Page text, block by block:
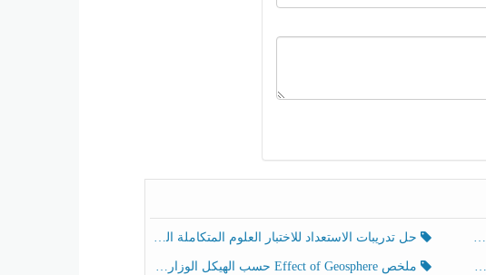
حل تدريبات الاستعداد للاختبار العلوم المتكاملة الصف الخامس عام الفصل الثالث
ملخص Effect of Geosphere حسب الهيكل الوزاري العلوم المتكاملة الصف الخامس انسبير الفصل الثالث